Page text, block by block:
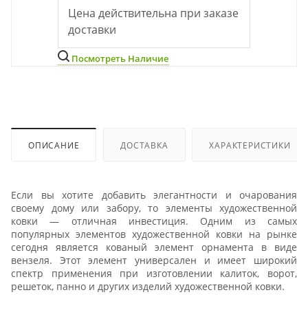
Цена действительна при заказе
доставки
Посмотреть Наличие
ОПИСАНИЕ ДОСТАВКА ХАРАКТЕРИСТИКИ
Если вы хотите добавить элегантности и очарования
своему дому или забору, то элементы художественной
ковки — отличная инвестиция. Одним из самых
популярных элементов художественной ковки на рынке
сегодня является кованый элемент орнамента в виде
вензеля. Этот элемент универсален и имеет широкий
спектр применения при изготовлении калиток, ворот,
решеток, панно и других изделий художественной ковки.